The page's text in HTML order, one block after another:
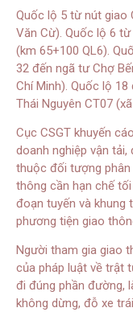
Quốc lộ 5 từ nút giao
Văn Cừ). Quốc lộ 6
(km 65+100 QL6).
32 đến ngã tư Chợ
Chí Minh). Quốc lộ
Thái Nguyên CT07
Cục CSGT khuyến
doanh nghiệp vận
thuộc đối tượng phân
thông cần hạn chế
đoạn tuyến và khung
phương tiện giao
Người tham gia giao
của pháp luật về trật
đi đúng phần đường,
không dừng, đỗ xe